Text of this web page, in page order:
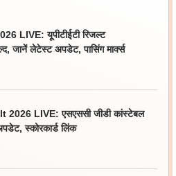
LIVE: यूपीटीईटी रिजल्ट
लेटेस्ट अपडेट, पासिंग मार्क्स
LIVE: एसएससी जीडी कांस्टेबल
स्कोरकार्ड लिंक